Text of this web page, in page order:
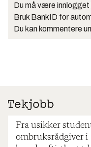
Du må være
Bruk BankID for
Du kan kommentere
Fra usikker
ombruksrådgiver i